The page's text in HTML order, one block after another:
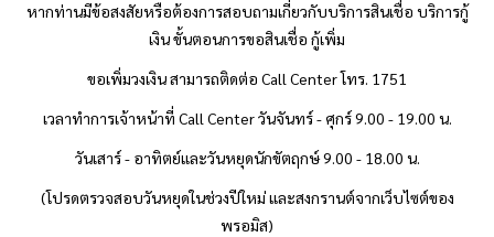
หากท่านมีข้อสงสัยหรือต้องการสอบถามเกี่ยวกับบริการสินเชื่อ บริการกู้
เงิน ขั้นตอนการขอสินเชื่อ กู้เพิ่ม
ขอเพิ่มวงเงิน สามารถติดต่อ Call Center โทร. 1751
เวลาทำการเจ้าหน้าที่ Call Center วันจันทร์ - ศุกร์ 9.00 - 19.00 น.
วันเสาร์ - อาทิตย์และวันหยุดนักขัตฤกษ์ 9.00 - 18.00 น.
(โปรดตรวจสอบวันหยุดในช่วงปีใหม่ และสงกรานต์จากเว็บไซต์ของ
พรอมิส)